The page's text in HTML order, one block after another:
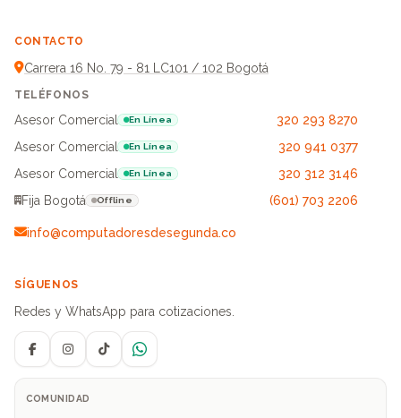
CONTACTO
Carrera 16 No. 79 - 81 LC101 / 102 Bogotá
TELÉFONOS
Asesor Comercial En Línea
320 293 8270
Asesor Comercial
En Línea
320 941 0377
Asesor Comercial
En Línea
320 312 3146
Fija Bogotá
Offline (601) 703 2206
info@computadoresdesegunda.co
SÍGUENOS
Redes y WhatsApp para cotizaciones.
FacebookInstagramTikTokWhatsApp
COMUNIDAD